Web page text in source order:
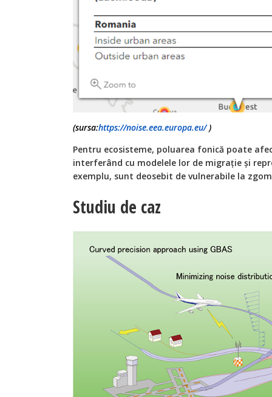
(sursa:https://noise.eea.europa.eu/)
Pentru ecosisteme, poluarea fonică poate
interferând cu modelele lor de migrație și
exemplu, sunt deosebit de vulnerabile la
Studiu de caz